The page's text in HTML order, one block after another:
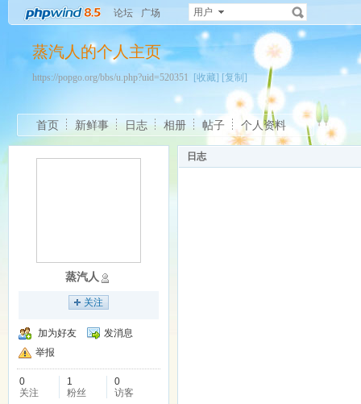
论坛 广场 用户
蒸汽人的个人主页
https://popgo.org/bbs/u.php?uid=520351 [收藏] [复制]
首页 新鲜事 日志 相册 帖子 个人资料
蒸汽人
关注
加为好友
发消息
举报
0
关注
1
粉丝
0
访客
日志